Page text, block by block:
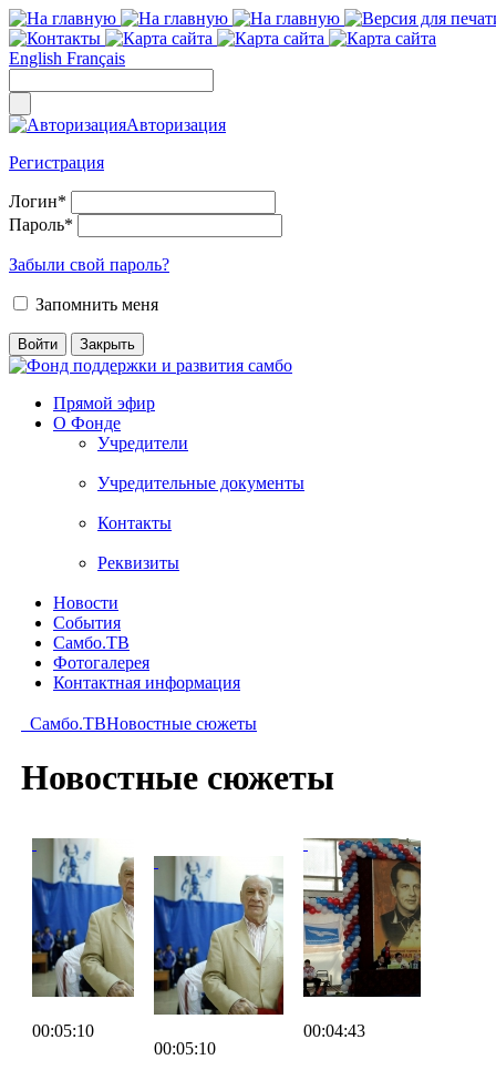
English Français
Авторизация
Регистрация
Логин*
Пароль*
Забыли свой пароль?
Запомнить меня
Прямой эфир
О Фонде
Учредители
Учредительные документы
Контакты
Реквизиты
Новости
События
Самбо.ТВ
Фотогалерея
Контактная информация
Самбо.ТВНовостные сюжеты
Новостные сюжеты
00:05:10
00:05:10
00:04:43